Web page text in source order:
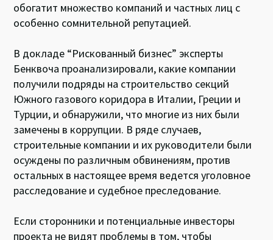
обогатит множество компаний и частных лиц с
особенно сомнительной репутацией.
В докладе “Рискованный бизнес” эксперты
Бенквоча проанализировали, какие компании
получили подряды на строительство секций
Южного газового коридора в Италии, Греции и
Турции, и обнаружили, что многие из них были
замечены в коррупции. В ряде случаев,
строительные компании и их руководители были
осуждены по различным обвинениям, против
остальных в настоящее время ведется уголовное
расследование и судебное преследование.
Если сторонники и потенциальные инвесторы
проекта не видят проблемы в том, чтобы